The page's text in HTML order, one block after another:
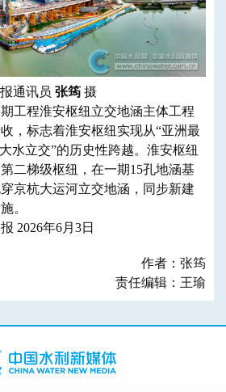
通讯员 张筠 摄
程淮安枢纽立交地涵主体工程
，标志着淮安枢纽实现从“亚洲最
水立交”的历史性跨越。淮安枢纽
二梯级枢纽，在一期15孔地涵基
京杭大运河立交地涵，同步新建
。
2026年6月3日
作者：张筠
责任编辑：王瑜